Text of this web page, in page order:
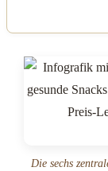
Die sechs